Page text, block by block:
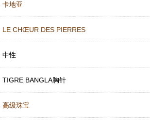
卡地亚
LE CHŒUR DES PIERRES
中性
TIGRE BANGLA胸针
高级珠宝